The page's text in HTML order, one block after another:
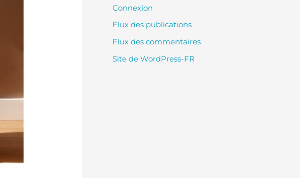
Connexion
Flux des publications
Flux des commentaires
Site de WordPress-FR